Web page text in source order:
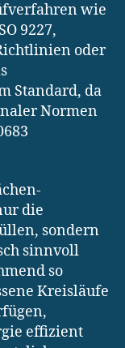
wie
9227,
oder
Standard, da
Normen
die
sondern
sinnvoll
so
Kreisläufe
effizient